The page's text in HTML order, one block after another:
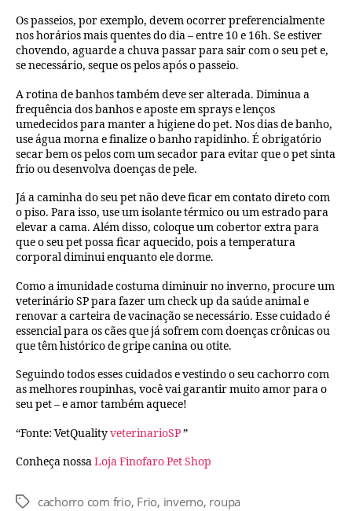
Os passeios, por exemplo, devem ocorrer preferencialmente
nos horários mais quentes do dia – entre 10 e 16h. Se estiver
chovendo, aguarde a chuva passar para sair com o seu pet e,
se necessário, seque os pelos após o passeio.
A rotina de banhos também deve ser alterada. Diminua a
frequência dos banhos e aposte em sprays e lenços
umedecidos para manter a higiene do pet. Nos dias de banho,
use água morna e finalize o banho rapidinho. É obrigatório
secar bem os pelos com um secador para evitar que o pet sinta
frio ou desenvolva doenças de pele.
Já a caminha do seu pet não deve ficar em contato direto com
o piso. Para isso, use um isolante térmico ou um estrado para
elevar a cama. Além disso, coloque um cobertor extra para
que o seu pet possa ficar aquecido, pois a temperatura
corporal diminui enquanto ele dorme.
Como a imunidade costuma diminuir no inverno, procure um
veterinário SP para fazer um check up da saúde animal e
renovar a carteira de vacinação se necessário. Esse cuidado é
essencial para os cães que já sofrem com doenças crônicas ou
que têm histórico de gripe canina ou otite.
Seguindo todos esses cuidados e vestindo o seu cachorro com
as melhores roupinhas, você vai garantir muito amor para o
seu pet – e amor também aquece!
“Fonte: VetQualityveterinarioSP”
Conheça nossaLoja Finofaro Pet Shop
cachorro com frio, Frio, inverno, roupa